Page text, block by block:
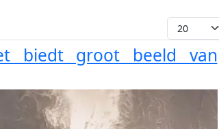
Toon #
biedt groot beeld van